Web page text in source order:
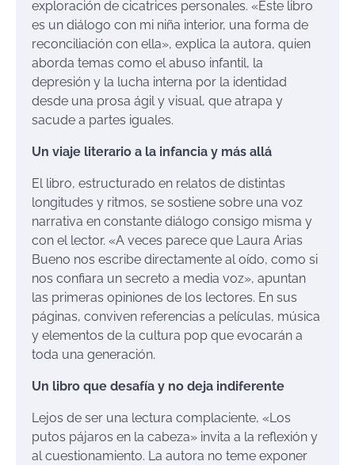
exploración de cicatrices personales. «Este libro
es un diálogo con mi niña interior, una forma de
reconciliación con ella», explica la autora, quien
aborda temas como el abuso infantil, la
depresión y la lucha interna por la identidad
desde una prosa ágil y visual, que atrapa y
sacude a partes iguales.
Un viaje literario a la infancia y más allá
El libro, estructurado en relatos de distintas
longitudes y ritmos, se sostiene sobre una voz
narrativa en constante diálogo consigo misma y
con el lector. «A veces parece que Laura Arias
Bueno nos escribe directamente al oído, como si
nos confiara un secreto a media voz», apuntan
las primeras opiniones de los lectores. En sus
páginas, conviven referencias a películas, música
y elementos de la cultura pop que evocarán a
toda una generación.
Un libro que desafía y no deja indiferente
Lejos de ser una lectura complaciente, «Los
putos pájaros en la cabeza» invita a la reflexión y
al cuestionamiento. La autora no teme exponer